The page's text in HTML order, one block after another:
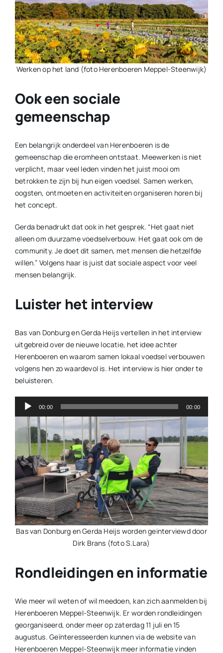
Werken op het land (foto Herenboeren Meppel-Steenwijk)
Ook een sociale
gemeenschap
Een belangrijk onderdeel van Herenboeren is de
gemeenschap die eromheen ontstaat. Meewerken is niet
verplicht, maar veel leden vinden het juist mooi om
betrokken te zijn bij hun eigen voedsel. Samen werken,
oogsten, ontmoeten en activiteiten organiseren horen bij
het concept.
Gerda benadrukt dat ook in het gesprek. “Het gaat niet
alleen om duurzame voedselverbouw. Het gaat ook om de
community. Je doet dit samen, met mensen die hetzelfde
willen.” Volgens haar is juist dat sociale aspect voor veel
mensen belangrijk.
Luister het interview
Bas van Donburg en Gerda Heijs vertellen in het interview
uitgebreid over de nieuwe locatie, het idee achter
Herenboeren en waarom samen lokaal voedsel verbouwen
volgens hen zo waardevol is. Het interview is hier onder te
beluisteren.
Audiospeler
00:00 00:00
Bas van Donburg en Gerda Heijs worden geinterviewd door
Dirk Brans (foto S.Lara)
Rondleidingen en informatie
Wie meer wil weten of wil meedoen, kan zich aanmelden bij
Herenboeren Meppel-Steenwijk. Er worden rondleidingen
georganiseerd, onder meer op zaterdag 11 juli en 15
augustus. Geïnteresseerden kunnen via de website van
Herenboeren Meppel-Steenwijk meer informatie vinden